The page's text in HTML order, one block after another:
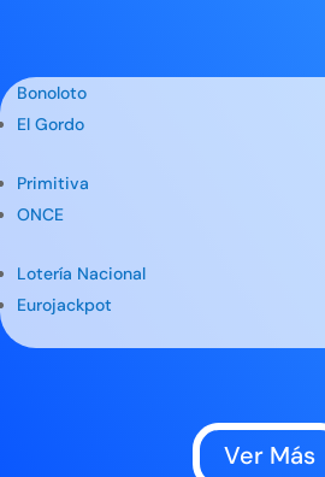
Bonoloto
El Gordo
Primitiva
ONCE
Lotería Nacional
Eurojackpot
Ver Más